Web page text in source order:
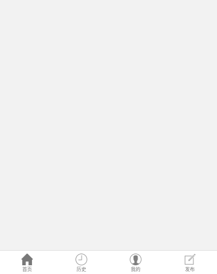
首页 历史 我的 发布